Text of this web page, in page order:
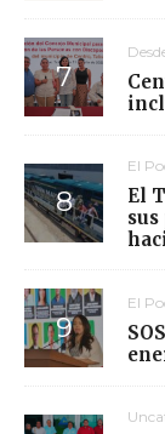
El
El
El